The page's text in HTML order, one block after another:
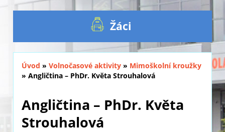
Žáci
Úvod » Volnočasové aktivity » Mimoškolní kroužky
» Angličtina – PhDr. Květa Strouhalová
Angličtina – PhDr. Květa
Strouhalová